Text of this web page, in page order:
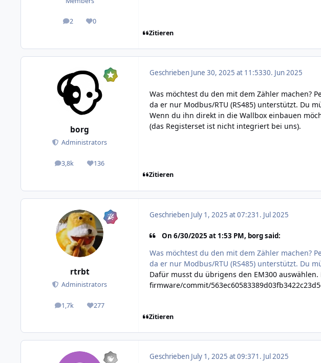
2
posts 0
Reputation
Zitieren
borg
Administrators
3,8k
posts 136
Reputation
Geschrieben June 30, 2025 at 11:5330. Jun 2025
Was möchtest du den mit dem Zähler machen?
da er nur Modbus/RTU (RS485) unterstützt. Du
Wenn du ihn direkt in die Wallbox einbauen
(das Registerset ist nicht integriert bei uns).
Zitieren
rtrbt
Administrators
1,7k
posts 277
Reputation
Geschrieben July 1, 2025 at 07:231. Jul 2025
On 6/30/2025 at 1:53 PM, borg said:
Was möchtest du den mit dem Zähler machen?
da er nur Modbus/RTU (RS485) unterstützt. Du
Dafür musst du übrigens den EM300
firmware/commit/
Zitieren
Geschrieben July 1, 2025 at 09:371. Jul 2025